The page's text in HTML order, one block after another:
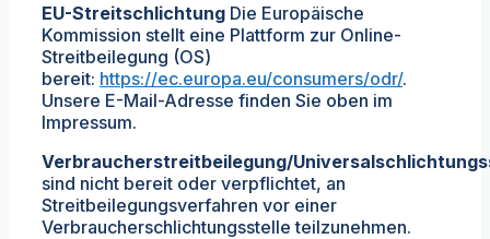
EU-Streitschlichtung Die Europäische
Kommission stellt eine Plattform zur Online-
Streitbeilegung (OS)
bereit: https://ec.europa.eu/consumers/odr/.
Unsere E-Mail-Adresse finden Sie oben im
Impressum.
Verbraucherstreitbeilegung/
sind nicht bereit oder verpflichtet, an
Streitbeilegungsverfahren vor einer
Verbraucherschlichtungsstelle teilzunehmen.